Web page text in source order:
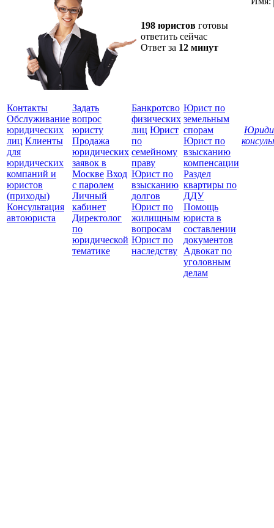
198 юристов готовы
ответить сейчас
Ответ за 12 минут
Контакты
Обслуживание
юридических
лиц Клиенты
для
юридических
компаний и
юристов
(приходы)
Консультация
автоюриста
Задать
вопрос
юристу
Продажа
юридических
заявок в
Москве Вход
с паролем
Личный
кабинет
Директолог
по
юридической
тематике
Банкротсво
физических
лиц Юрист
по
семейному
праву
Юрист по
взысканию
долгов
Юрист по
жилищным
вопросам
Юрист по
наследству
Юрист по
земельным
спорам
Юрист по
взысканию
компенсации
Раздел
квартиры по
ДДУ
Помощь
юриста в
составлении
документов
Адвокат по
уголовным
делам